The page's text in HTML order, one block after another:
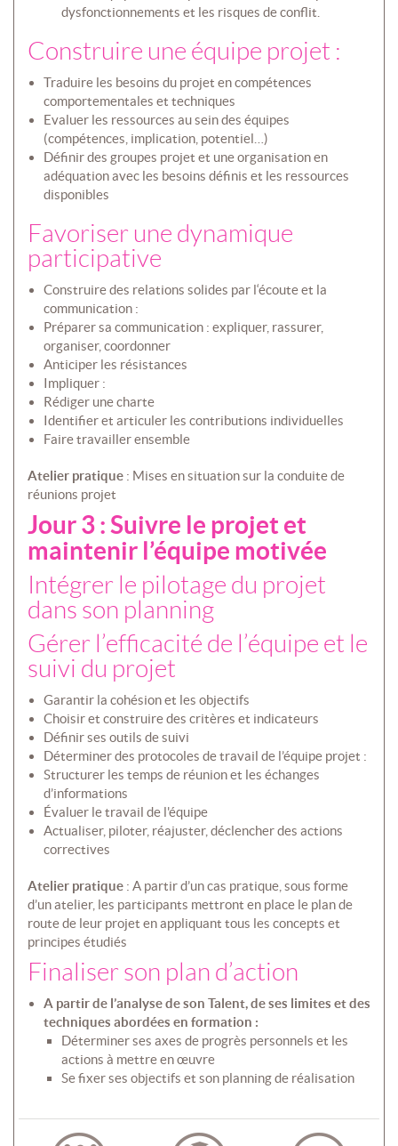
dysfonctionnements et les risques de conflit.
Construire une équipe projet :
Traduire les besoins du projet en compétences
comportementales et techniques
Evaluer les ressources au sein des équipes
(compétences, implication, potentiel…)
Définir des groupes projet et une organisation en
adéquation avec les besoins définis et les ressources
disponibles
Favoriser une dynamique
participative
Construire des relations solides par l‘écoute et la
communication :
Préparer sa communication : expliquer, rassurer,
organiser, coordonner
Anticiper les résistances
Impliquer :
Rédiger une charte
Identifier et articuler les contributions individuelles
Faire travailler ensemble
Atelier pratique : Mises en situation sur la conduite de
réunions projet
Jour 3 : Suivre le projet et
maintenir l’équipe motivée
Intégrer le pilotage du projet
dans son planning
Gérer l’efficacité de l’équipe et le
suivi du projet
Garantir la cohésion et les objectifs
Choisir et construire des critères et indicateurs
Définir ses outils de suivi
Déterminer des protocoles de travail de l’équipe projet :
Structurer les temps de réunion et les échanges
d’informations
Évaluer le travail de l'équipe
Actualiser, piloter, réajuster, déclencher des actions
correctives
Atelier pratique : A partir d’un cas pratique, sous forme
d’un atelier, les participants mettront en place le plan de
route de leur projet en appliquant tous les concepts et
principes étudiés
Finaliser son plan d’action
A partir de l’analyse de son Talent, de ses limites et des
techniques abordées en formation :
Déterminer ses axes de progrès personnels et les
actions à mettre en œuvre
Se fixer ses objectifs et son planning de réalisation